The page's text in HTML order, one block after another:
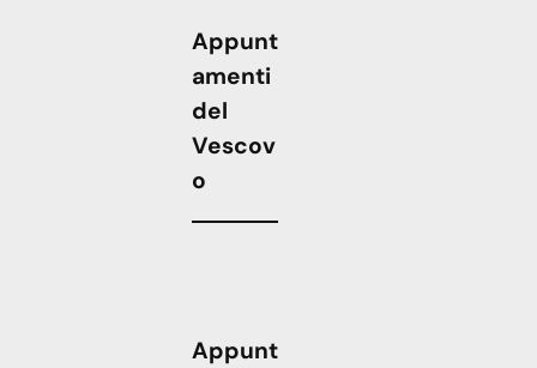
Appunt
amenti
del
Vescov
o
Appunt